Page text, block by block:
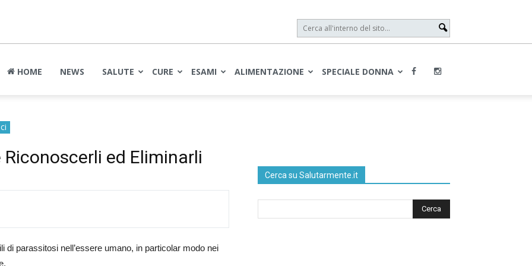
HOME NEWS SALUTE CURE ESAMI ALIMENTAZIONE SPECIALE DONNA
ed Eliminarli
parassitosi nell’essere umano, in particolar modo nei
Cerca su Salutarmente.it